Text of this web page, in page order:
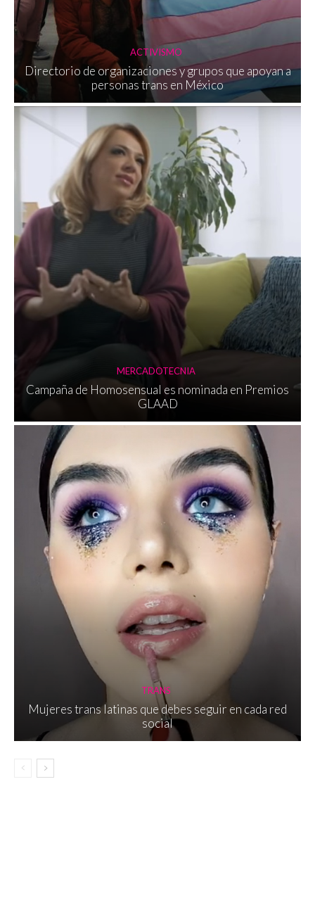
ACTIVISMO
Directorio de organizaciones y grupos que apoyan a
personas trans en México
MERCADOTECNIA
Campaña de Homosensual es nominada en Premios
GLAAD
TRANS
Mujeres trans latinas que debes seguir en cada red
social